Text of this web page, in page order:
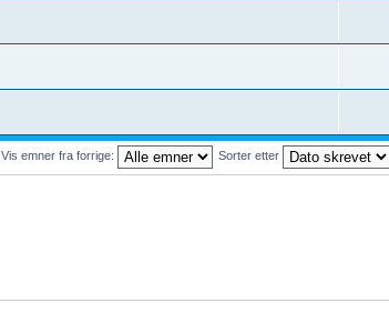
Vis emner fra forrige: Sorter etter